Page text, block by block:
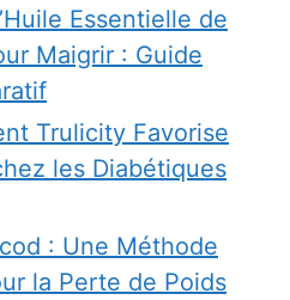
Essentielle de
Maigrir : Guide
Trulicity Favorise
les Diabétiques
: Une Méthode
la Perte de Poids